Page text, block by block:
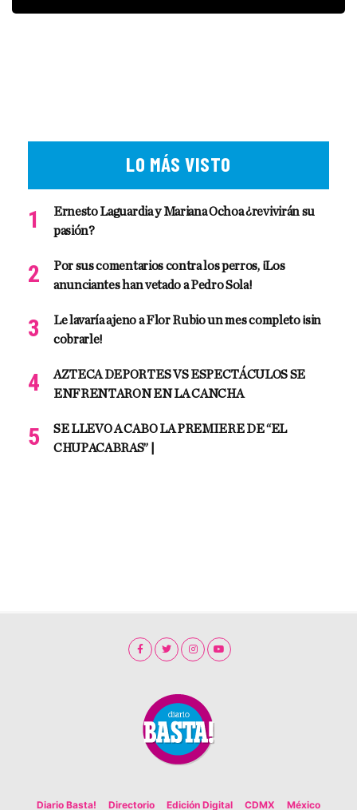
LO MÁS VISTO
Ernesto Laguardia y Mariana Ochoa ¿revivirán su
pasión?
Por sus comentarios contra los perros, ¡Los
anunciantes han vetado a Pedro Sola!
Le lavaría ajeno a Flor Rubio un mes completo ¡sin
cobrarle!
AZTECA DEPORTES VS ESPECTÁCULOS SE
ENFRENTARON EN LA CANCHA
SE LLEVO A CABO LA PREMIERE DE “EL
CHUPACABRAS” |
Diario Basta! Directorio Edición Digital CDMX México